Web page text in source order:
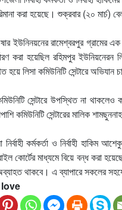
করা হয়েছে। শুক্রবার (২০ মার্চ)
ইউনিনয়নের রামেশ্বরপুর গ্রামের
করা হয়েছিল রহিমপুর ইউনিয়নেরন
লিসা কমিউনিটি সেন্টারে অভিযান
সেন্টারে উপস্থিত না
কমিউনিটি সেন্টারের মালিক
কর্মকর্তা ও নির্বাহী হাকিম
কোর্টের মাধ্যমে বিয়ে বন্ধ করা
থাকবে। এ ব্যাপারে সকলের